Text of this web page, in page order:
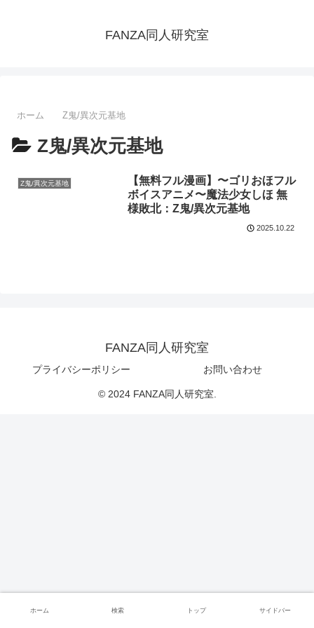
FANZA同人研究室
ホーム Z鬼/異次元基地
Z鬼/異次元基地
Z鬼/異次元基地
【無料フル漫画】〜ゴリおほフル
ボイスアニメ〜魔法少女しほ 無
様敗北：Z鬼/異次元基地
2025.10.22
FANZA同人研究室
プライバシーポリシー お問い合わせ
© 2024 FANZA同人研究室.
ホーム 検索 トップ サイドバー